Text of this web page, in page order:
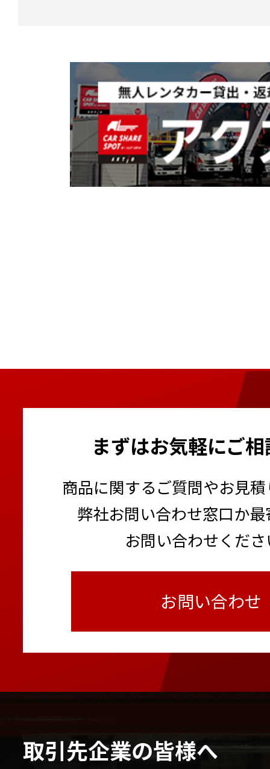
まずはお気軽にご
商品に関するご質問やお見
弊社お問い合わせ窓口か
お問い合わせくだ
お問い合わせ
取引先企業の皆様へ